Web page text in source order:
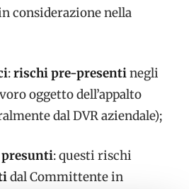
considerazione nella
:rischi pre-presentinegli
oggetto dell’appalto
dal DVR aziendale);
: questi rischi
dal Committente in